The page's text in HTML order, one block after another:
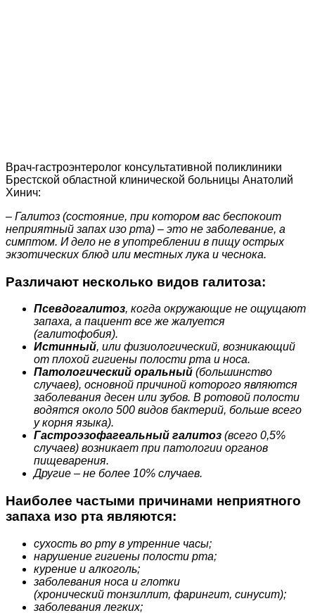
Врач-гастроэнтеролог консультативной поликлиники
Брестской областной клинической больницы Анатолий
Хинич:
– Галитоз (состояние, при котором вас беспокоит
неприятный запах изо рта) – это не заболевание, а
симптом. И дело не в употреблении в пищу острых
экзотических блюд или местных лука и чеснока.
Различают несколько видов галитоза:
Псевдогалитоз, когда окружающие не ощущают
запаха, а пациент все же жалуется
(галитофобия).
Истинный, или физиологический, возникающий
от плохой гигиены полости рта и носа.
Патологический оральный (большинство
случаев), основной причиной которого являются
заболевания десен или зубов. В ротовой полости
водятся около 500 видов бактерий, больше всего
у корня языка).
Гастроэзофагеальный галитоз (всего 0,5%
случаев) возникает при патологии органов
пищеварения.
Другие – не более 10% случаев.
Наиболее частыми причинами неприятного
запаха изо рта являются:
сухость во рту в утренние часы;
нарушение гигиены полости рта;
курение и алкоголь;
заболевания носа и глотки
(хронический тонзиллит, фарингит, синусит);
заболевания легких;